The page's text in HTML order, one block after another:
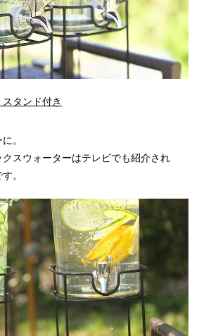
タンド付き
。
スウォーターはテレビでも紹介され
。